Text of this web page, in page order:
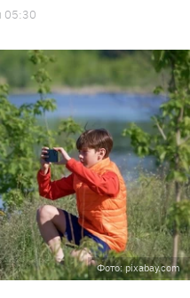
05:30
Фото: pixabay.com